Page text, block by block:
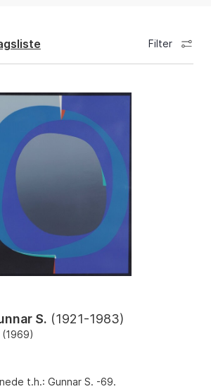
Filter
S. (1921-1983)
(1969)
t.h.: Gunnar S. -69.